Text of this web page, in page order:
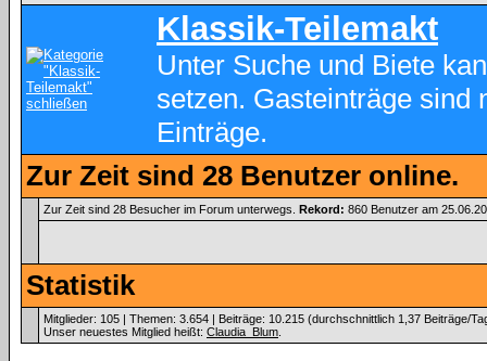
Klassik-Teilemakt
Unter Suche und Biete
setzen. Gasteinträge sind
Einträge.
Zur Zeit sind 28 Benutzer online.
Zur Zeit sind 28 Besucher im Forum unterwegs. Rekord: 860 Benutzer am
Statistik
Mitglieder: 105 | Themen: 3.654 | Beiträge: 10.215 (durchschnittlich 1,37 Beiträge/
Unser neuestes Mitglied heißt: Claudia_Blum